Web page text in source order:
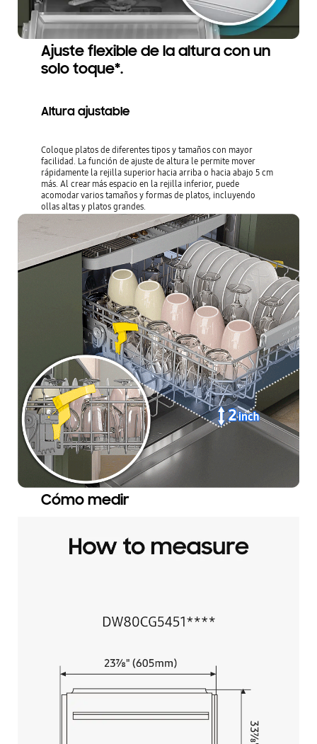
Ajuste flexible de la altura con un
solo toque*.
Altura ajustable
Coloque platos de diferentes tipos y tamaños con mayor
facilidad. La función de ajuste de altura le permite mover
rápidamente la rejilla superior hacia arriba o hacia abajo 5 cm
más. Al crear más espacio en la rejilla inferior, puede
acomodar varios tamaños y formas de platos, incluyendo
ollas altas y platos grandes.
Cómo medir